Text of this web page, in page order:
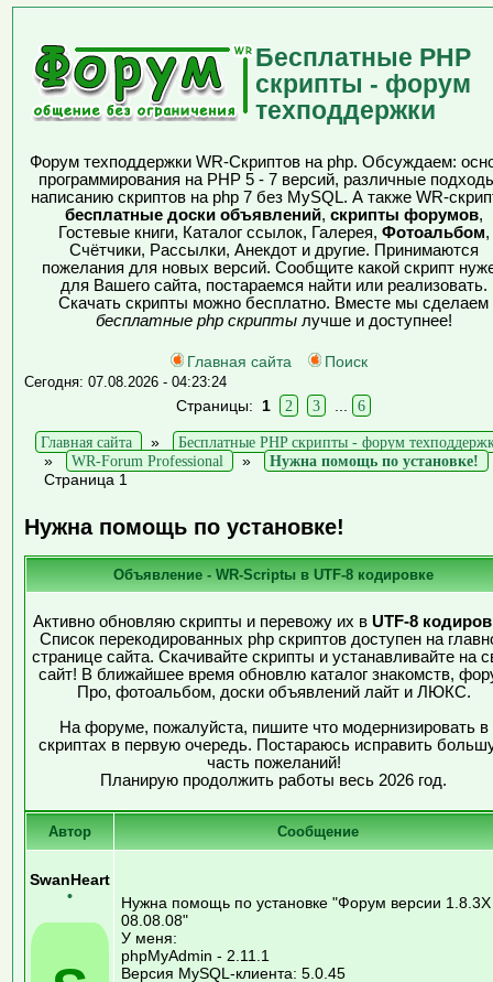
Бесплатные PHP
скрипты - форум
техподдержки
Форум техподдержки WR-Скриптов на php. Обсуждаем:
программирования на PHP 5 - 7 версий, различные
написанию скриптов на php 7 без MySQL. А также WR-
бесплатные доски объявлений, скрипты форумов,
Гостевые книги, Каталог ссылок, Галерея, Фотоальбом,
Счётчики, Рассылки, Анекдот и другие. Принимаются
пожелания для новых версий. Сообщите какой скрипт
для Вашего сайта, постараемся найти или реализовать.
Скачать скрипты можно бесплатно. Вместе мы сделаем
бесплатные php скриптылучше и доступнее!
Главная сайта Поиск
Сегодня: 07.08.2026 - 04:23:24
Страницы: 1 2 3 6
Главная сайта »
Бесплатные PHP скрипты - форум
»
WR-Forum Professional » Нужна помощь по установке!
Страница 1
Нужна помощь по установке!
Объявление - WR-Scriptы в UTF-8 кодировке
Активно обновляю скрипты и перевожу их в UTF-8
Список перекодированных php скриптов доступен на
странице сайта. Скачивайте скрипты и устанавливайте на
сайт! В ближайшее время обновлю каталог знакомств,
Про, фотоальбом, доски объявлений лайт и ЛЮКС.
На форуме, пожалуйста, пишите что модернизировать в
скриптах в первую очередь. Постараюсь исправить
часть пожеланий!
Планирую продолжить работы весь 2026 год.
Автор Сообщение
SwanHeart
•
Нужна помощь по установке "Форум версии 1.8.3Х
08.08.08"
У меня:
phpMyAdmin - 2.11.1
Версия MySQL-клиента: 5.0.45